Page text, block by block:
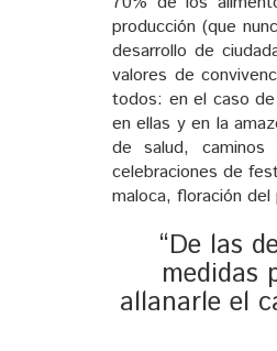
producción (que
desarrollo de
valores de
todos: en el caso
en ellas y en la
de salud,
celebraciones de
maloca, floración
“De las
medidas
allanarle el